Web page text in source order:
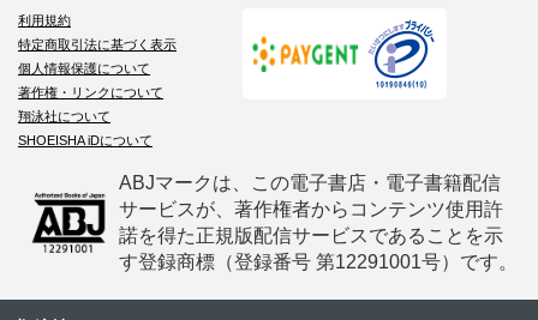
利用規約
特定商取引法に基づく表示
個人情報保護について
著作権・リンクについて
翔泳社について
SHOEISHA iDについて
ABJマークは、この電子書店・電子書籍配信
サービスが、著作権者からコンテンツ使用許
諾を得た正規版配信サービスであることを示
す登録商標（登録番号 第12291001号）です。